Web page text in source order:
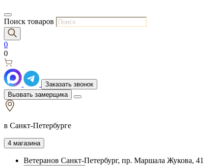
Поиск товаров
0
0
Заказать звонок
Вызвать замерщика
в Санкт-Петербурге
4 магазина
Ветеранов Санкт-Петербург, пр. Маршала Жукова, 41